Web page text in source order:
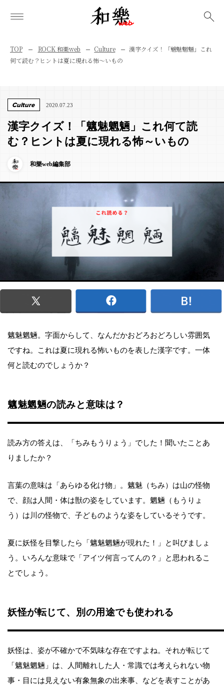
TOP ROCK 和樂web Culture
漢字クイズ！「魑魅魍魎」これ
何て読む？ヒントは夏に現れる怖～いもの
Culture 2020.07.23
漢字クイズ！「魑魅魍魎」これ何て読
む？ヒントは夏に現れる怖～いもの
和樂web編集部
魑魅魍魎。字面からして、なんだかおどろおどろしい雰囲気
ですね。これは夏に現れる怖いものを表した漢字です。一体
何と読むのでしょうか？
魑魅魍魎の読みと意味は？
読み方の答えは、「ちみもうりょう」でした！聞いたことあ
りましたか？
言葉の意味は「あらゆる化け物」。魑魅（ちみ）は山の怪物
で、顔は人間・体は獣の姿をしています。魍魎（もうりょ
う）は川の怪物で、子どものような姿をしているそうです。
夏に妖怪を目撃したら「魑魅魍魎が現れた！」と叫びましょ
う。いろんな意味で「アイツ何言ってんの？」と思われるこ
とでしょう。
妖怪が転じて、別の用途でも使われる
妖怪は、姿が不確かで不気味な存在ですよね。それが転じて
「魑魅魍魎」は、人間離れした人・常識では考えられない物
事・目には見えない有象無象の出来事、などを表すことがあ